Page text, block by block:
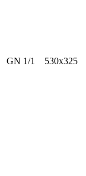
GN 1/1 530x325